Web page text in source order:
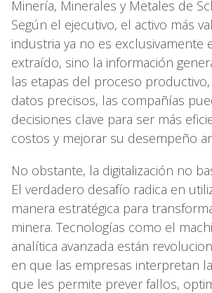
Minería, Minerales y Metales de
Según el ejecutivo, el activo más
industria ya no es exclusivamente
extraído, sino la información
las etapas del proceso productivo,
datos precisos, las compañías
decisiones clave para ser más
costos y mejorar su desempeño
No obstante, la digitalización no
El verdadero desafío radica en
manera estratégica para
minera. Tecnologías como el
analítica avanzada están
en que las empresas interpretan
que les permite prever fallos,